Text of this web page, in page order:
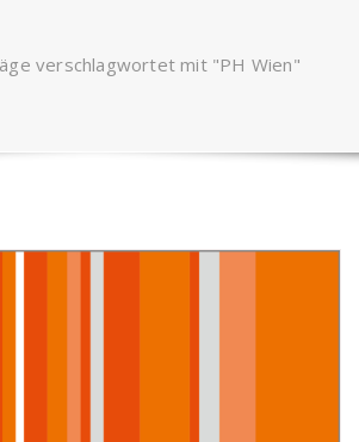
verschlagwortet mit "PH Wien"